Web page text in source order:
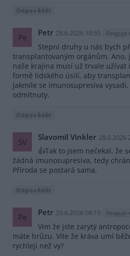
Odpovědět
Pe Petr 28.6.2026 18:55 Reaguje
Stepní druhy u nás bych
transplantovaným orgánům. Ano,
naše krajina musí už trvale užívat
formě lidského úsilí, aby
Jakmile se imunosupresiva
odmítnuty.
Odpovědět
SV Slavomil Vinkler 28.6.2026
👍Tak to jsem nečekal, že
žádná imunosupresiva, tedy
Příroda se postará sama.
Odpovědět
Pe Petr 29.6.2026 08:19 Reaguje
Vím že jste zarytý
máte hrůzu. Víte že kráva umí
rychleji než vy?